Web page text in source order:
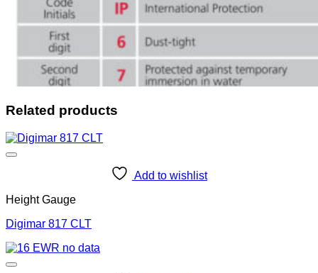
Related products
Add to wishlist
Height Gauge
Digimar 817 CLT